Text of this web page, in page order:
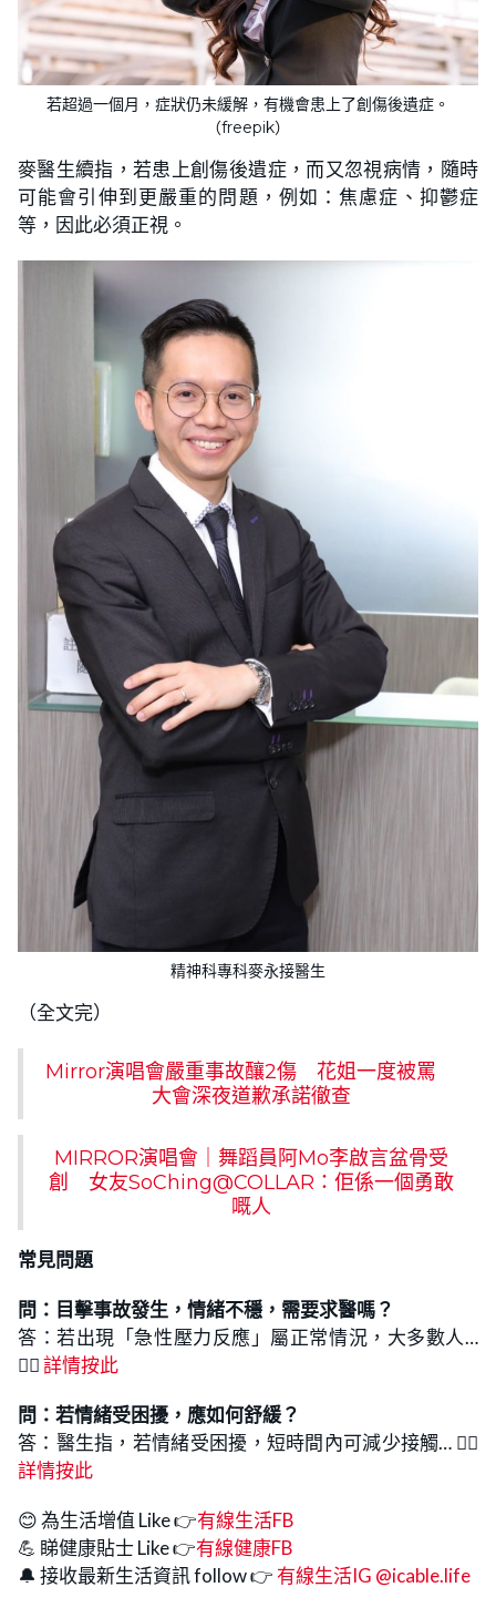
若超過一個月，症狀仍未緩解，有機會患上了創傷後遺症。
（freepik）
麥醫生續指，若患上創傷後遺症，而又忽視病情，隨時
可能會引伸到更嚴重的問題，例如：焦慮症、抑鬱症
等，因此必須正視。
精神科專科麥永接醫生
（全文完）
Mirror演唱會嚴重事故釀2傷 花姐一度被罵
大會深夜道歉承諾徹查
MIRROR演唱會｜舞蹈員阿Mo李啟言盆骨受
創 女友SoChing@COLLAR：佢係一個勇敢
嘅人
常見問題
問： 目擊事故發生，情緒不穩，需要求醫嗎？
答：若出現「急性壓力反應」屬正常情況，大多數人…
👉🏻詳情按此
問： 若情緒受困擾，應如何舒緩？
答：醫生指，若情緒受困擾，短時間內可減少接觸… 👉🏻
詳情按此
😊 為生活增值 Like 👉有線生活FB
💪 睇健康貼士 Like 👉有線健康FB
🔔 接收最新生活資訊 follow 👉 有線生活IG @icable.life